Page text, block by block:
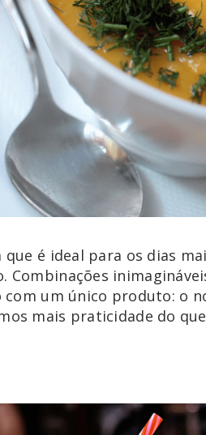
que é ideal para os dias
Combinações
um único produto: o
mais praticidade do